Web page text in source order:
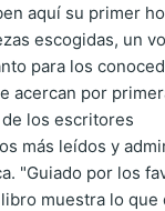
aquí su primer
escogidas, un
para los
acercan por
los escritores
más leídos y
"Guiado por los
muestra lo que